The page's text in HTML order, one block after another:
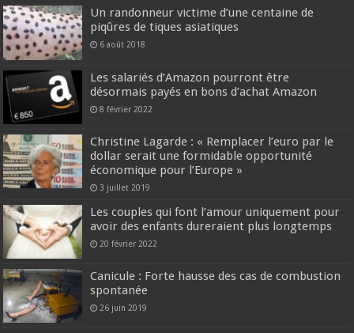
Un randonneur victime d’une centaine de
piqûres de tiques asiatiques
6 août 2018
Les salariés d’Amazon pourront être
désormais payés en bons d’achat Amazon
8 février 2022
Christine Lagarde : « Remplacer l’euro par le
dollar serait une formidable opportunité
économique pour l’Europe »
3 juillet 2019
Les couples qui font l’amour uniquement pour
avoir des enfants dureraient plus longtemps
20 février 2022
Canicule : Forte hausse des cas de combustion
spontanée
26 juin 2019